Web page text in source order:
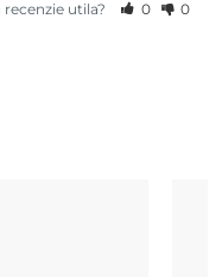
utila? 0 0